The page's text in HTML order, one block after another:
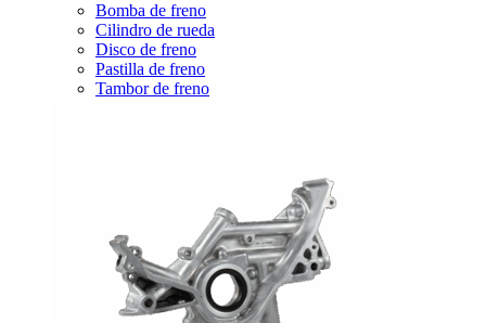
Bomba de freno
Cilindro de rueda
Disco de freno
Pastilla de freno
Tambor de freno